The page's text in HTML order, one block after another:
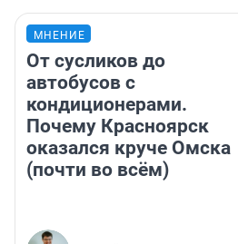
МНЕНИЕ
От сусликов до
автобусов с
кондиционерами.
Почему Красноярск
оказался круче Омска
(почти во всём)